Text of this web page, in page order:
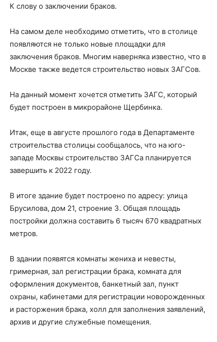
К слову о заключении браков.
На самом деле необходимо отметить, что в столице
появляются не только новые площадки для
заключения браков. Многим наверняка известно, что в
Москве также ведется строительство новых ЗАГСов.
На данный момент хочется отметить ЗАГС, который
будет построен в микрорайоне Щербинка.
Итак, еще в августе прошлого года в Департаменте
строительства столицы сообщалось, что на юго-
западе Москвы строительство ЗАГСа планируется
завершить к 2022 году.
В итоге здание будет построено по адресу: улица
Брусилова, дом 21, строение 3. Общая площадь
постройки должна составить 6 тысяч 670 квадратных
метров.
В здании появятся комнаты жениха и невесты,
гримерная, зал регистрации брака, комната для
оформления документов, банкетный зал, пункт
охраны, кабинетами для регистрации новорожденных
и расторжения брака, холл для заполнения заявлений,
архив и другие служебные помещения.